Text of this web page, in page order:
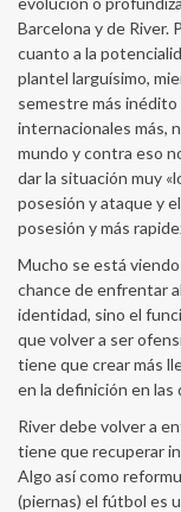
Barcelona y de River.
cuanto a la
plantel larguísimo,
semestre más
internacionales más,
mundo y contra eso
dar la situación muy
posesión y ataque y
posesión y más
Mucho se está
chance de enfrentar
identidad, sino el
que volver a ser
tiene que crear más
en la definición en las
River debe volver a
tiene que recuperar
Algo así como
(piernas) el fútbol es